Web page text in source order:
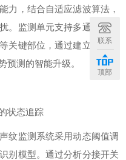
力，结合自适应滤波算法，
。监测单元支持多通道同步
关键部位，通过建立设备健
预测的智能升级。
状态追踪
纹监测系统采用动态阈值调
别模型。通过分析分接开关
联系
顶部